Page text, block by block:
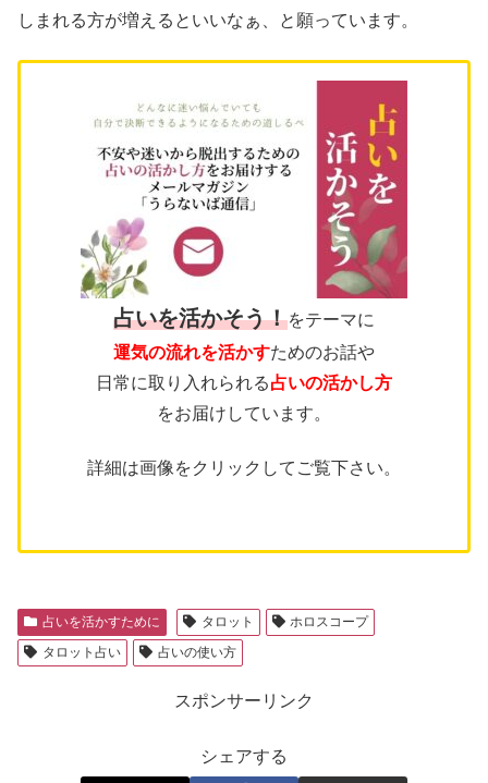
しまれる方が増えるといいなぁ、と願っています。
占いを活かそう！をテーマに
運気の流れを活かすためのお話や
日常に取り入れられる占いの活かし方
をお届けしています。
詳細は画像をクリックしてご覧下さい。
占いを活かすために タロット
ホロスコープ
タロット占い
占いの使い方
スポンサーリンク
シェアする